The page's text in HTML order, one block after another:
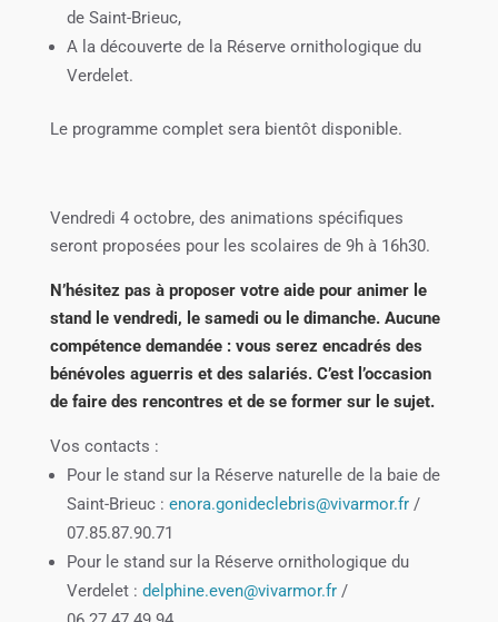
de Saint-Brieuc,
A la découverte de la Réserve ornithologique du
Verdelet.
Le programme complet sera bientôt disponible.
Vendredi 4 octobre, des animations spécifiques
seront proposées pour les scolaires de 9h à 16h30.
N’hésitez pas à proposer votre aide pour animer le
stand le vendredi, le samedi ou le dimanche. Aucune
compétence demandée : vous serez encadrés des
bénévoles aguerris et des salariés. C’est l’occasion
de faire des rencontres et de se former sur le sujet.
Vos contacts :
Pour le stand sur la Réserve naturelle de la baie de
Saint-Brieuc : enora.gonideclebris@vivarmor.fr/
07.85.87.90.71
Pour le stand sur la Réserve ornithologique du
Verdelet : delphine.even@vivarmor.fr/